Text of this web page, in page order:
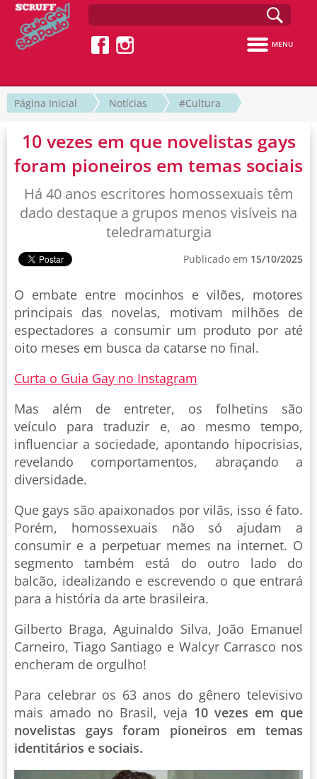
MENU
Página Inicial Notícias #Cultura
10 vezes em que novelistas gays
foram pioneiros em temas sociais
Há 40 anos escritores homossexuais têm
dado destaque a grupos menos visíveis na
teledramaturgia
Publicado em 15/10/2025
O embate entre mocinhos e vilões, motores
principais das novelas, motivam milhões de
espectadores a consumir um produto por até
oito meses em busca da catarse no final.
Curta o Guia Gay no Instagram
Mas além de entreter, os folhetins são
veículo para traduzir e, ao mesmo tempo,
influenciar a sociedade, apontando hipocrisias,
revelando comportamentos, abraçando a
diversidade.
Que gays são apaixonados por vilãs, isso é fato.
Porém, homossexuais não só ajudam a
consumir e a perpetuar memes na internet. O
segmento também está do outro lado do
balcão, idealizando e escrevendo o que entrará
para a história da arte brasileira.
Gilberto Braga, Aguinaldo Silva, João Emanuel
Carneiro, Tiago Santiago e Walcyr Carrasco nos
encheram de orgulho!
Para celebrar os 63 anos do gênero televisivo
mais amado no Brasil, veja 10 vezes em que
novelistas gays foram pioneiros em temas
identitários e sociais.